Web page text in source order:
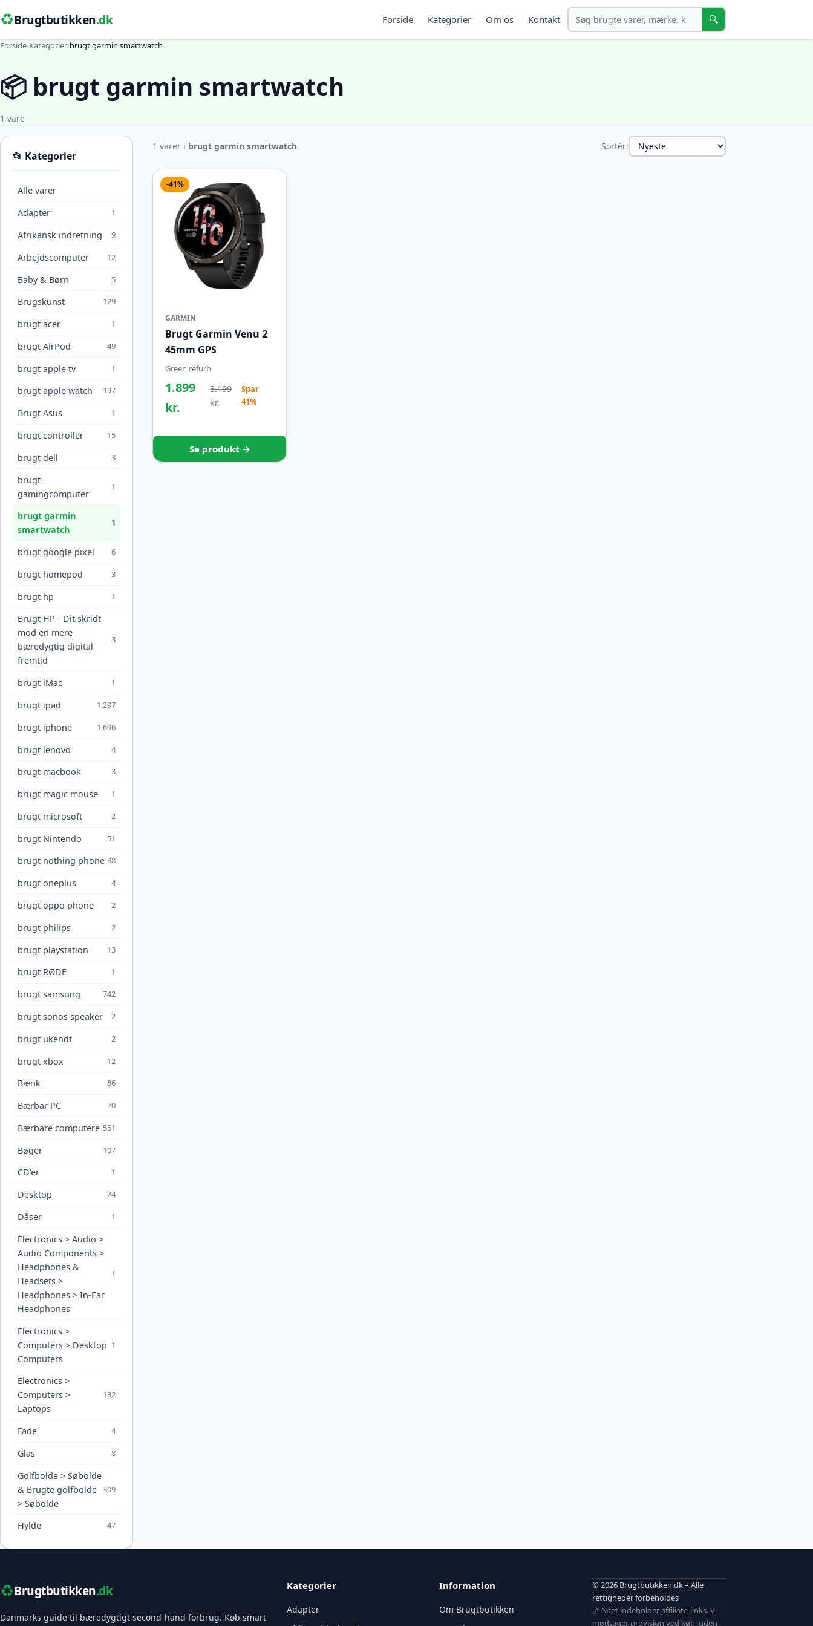
♻️Brugtbutikken.dk Forside Kategorier Om os Kontakt Søg 🔍
Forside›Kategorier›brugt garmin smartwatch
📦 brugt garmin smartwatch
1 vare
📂 Kategorier
Alle varer
Adapter
1
Afrikansk indretning 9
Arbejdscomputer 12
Baby & Børn 5
Brugskunst 129
brugt acer 1
brugt AirPod 49
brugt apple tv 1
brugt apple watch 197
Brugt Asus 1
brugt controller 15
brugt dell 3
brugt
gamingcomputer
1
brugt garmin
smartwatch
1
brugt google pixel 6
brugt homepod 3
brugt hp 1
Brugt HP - Dit skridt
mod en mere
bæredygtig digital
fremtid
3
brugt iMac 1
brugt ipad 1,297
brugt iphone 1,696
brugt lenovo 4
brugt macbook 3
brugt magic mouse 1
brugt microsoft 2
brugt Nintendo 51
brugt nothing phone 38
brugt oneplus 4
brugt oppo phone 2
brugt philips 2
brugt playstation 13
brugt RØDE 1
brugt samsung 742
brugt sonos speaker 2
brugt ukendt 2
brugt xbox 12
Bænk 86
Bærbar PC 70
Bærbare computere 551
Bøger 107
CD'er 1
Desktop 24
Dåser 1
Electronics > Audio >
Audio Components >
Headphones &
Headsets >
Headphones > In-Ear
Headphones
1
Electronics >
Computers > Desktop
Computers
1
Electronics >
Computers >
Laptops
182
Fade 4
Glas 8
Golfbolde > Søbolde
& Brugte golfbolde
> Søbolde
309
Hylde 47
1 varer i brugt garmin smartwatch Sortér:
-41%
GARMIN
Brugt Garmin Venu 2
45mm GPS
Green refurb
1.899
kr.
3.199
kr.
Spar
41%
Se produkt →
♻️Brugtbutikken.dk
Danmarks guide til bæredygtigt second-hand forbrug. Køb smart
Kategorier
Adapter
Information
Om Brugtbutikken
© 2026 Brugtbutikken.dk – Alle
rettigheder forbeholdes
🔗 Sitet indeholder affiliate-links. Vi
modtager provision ved køb, uden